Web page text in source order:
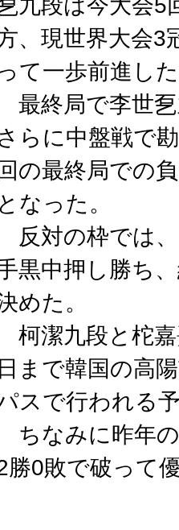
九段は今大会5
、現世界大会3
って一歩前進し
最終局で李世乭
らに中盤戦で
回の最終局での
となった。
反対の枠では、
黒中押し勝ち
めた。
柯潔九段と柁嘉
日まで韓国の高
スで行われる
ちなみに昨年
勝0敗で破って